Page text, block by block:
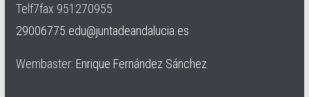
Telf7fax 951270955
29006775.edu@juntadeandalucia.es
Wembaster: Enrique Fernández Sánchez